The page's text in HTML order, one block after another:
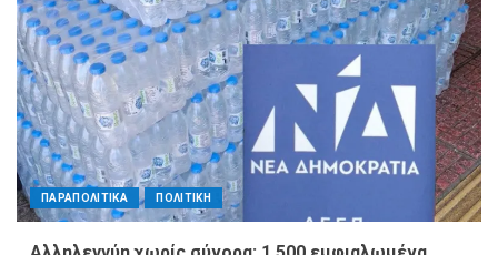
ΠΑΡΑΠΟΛΙΤΙΚΑ ΠΟΛΙΤΙΚΗ